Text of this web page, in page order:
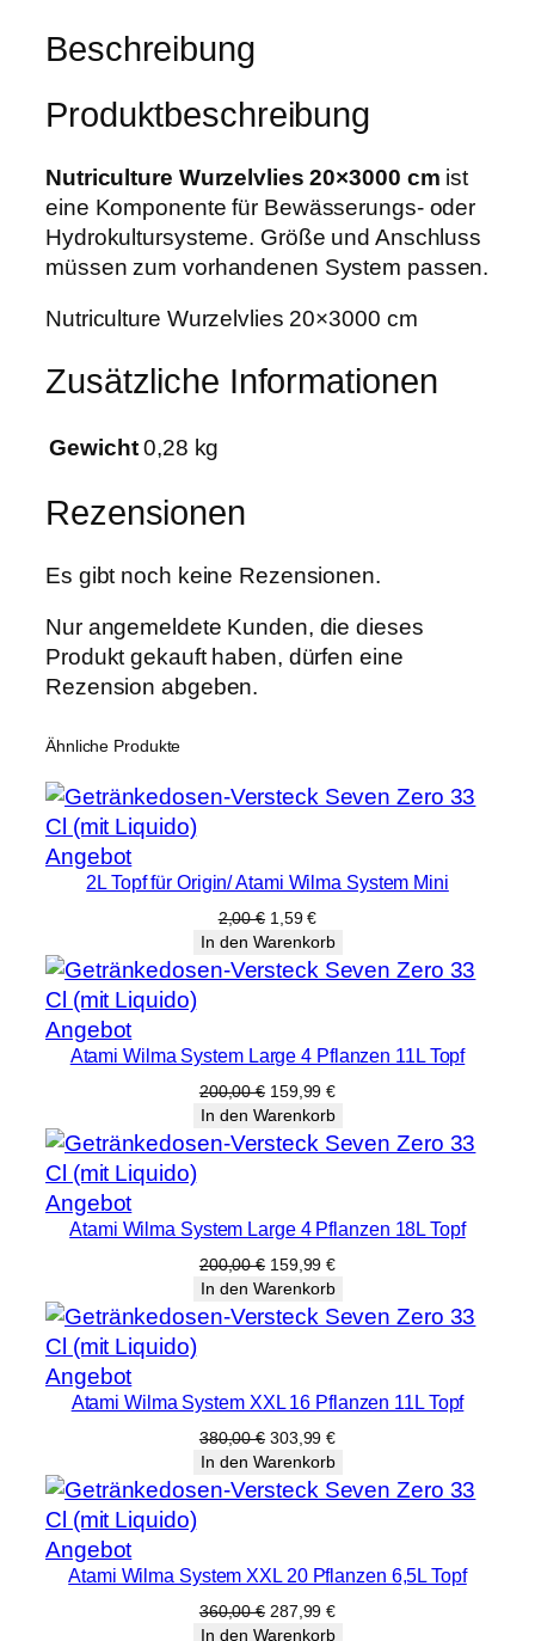
i
w
a
r
:
1
5
,
0
€
:
1
,
9
€
.
u
e
u
r
z
e
v
i
s
0
3
0
0
c
M
n
g
e
Beschreibung
Produktbeschreibung
Nutriculture Wurzelvlies 20×3000 cm ist
eine Komponente für Bewässerungs- oder
Hydrokultursysteme. Größe und Anschluss
müssen zum vorhandenen System passen.
Nutriculture Wurzelvlies 20×3000 cm
Zusätzliche Informationen
Gewicht 0,28 kg
Rezensionen
Es gibt noch keine Rezensionen.
Nur angemeldete Kunden, die dieses
Produkt gekauft haben, dürfen eine
Rezension abgeben.
Ähnliche Produkte
AngebotProdukt
im
2L Topf für Origin/ Atami Wilma System Mini
2,00€ Ursprünglicher
Preis
war:
2,00 €
1,59€Aktueller
Preis
ist:
1,59 €.
In den Warenkorb
AngebotProdukt
im
Angebot
Atami Wilma System Large 4 Pflanzen 11L Topf
200,00€ Ursprünglicher
Preis
war:
200,00 €
159,99€Aktueller
Preis
ist:
159,99 €.
In den Warenkorb
AngebotProdukt
im
Angebot
Atami Wilma System Large 4 Pflanzen 18L Topf
200,00€ Ursprünglicher
Preis
war:
200,00 €
159,99€Aktueller
Preis
ist:
159,99 €.
In den Warenkorb
AngebotProdukt
im
Angebot
Atami Wilma System XXL 16 Pflanzen 11L Topf
380,00€ Ursprünglicher
Preis
war:
380,00 €
303,99€Aktueller
Preis
ist:
303,99 €.
In den Warenkorb
AngebotProdukt
im
Angebot
Atami Wilma System XXL 20 Pflanzen 6,5L Topf
360,00€ Ursprünglicher
Preis
287,99€Aktueller
Preis
In den Warenkorb